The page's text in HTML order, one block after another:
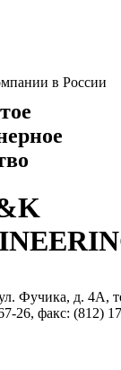
Фучика, д. 4А,
26, факс: (812)